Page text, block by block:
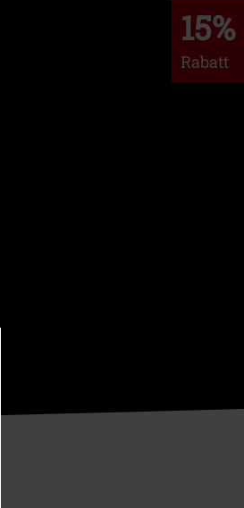
15%
Rabatt